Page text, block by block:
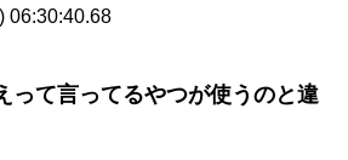
06:30:40.68
って言ってるやつが使うのと違